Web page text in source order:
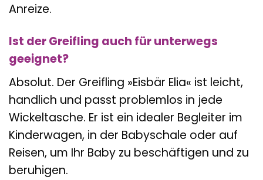
Anreize.
Ist der Greifling auch für unterwegs
geeignet?
Absolut. Der Greifling »Eisbär Elia« ist leicht,
handlich und passt problemlos in jede
Wickeltasche. Er ist ein idealer Begleiter im
Kinderwagen, in der Babyschale oder auf
Reisen, um Ihr Baby zu beschäftigen und zu
beruhigen.